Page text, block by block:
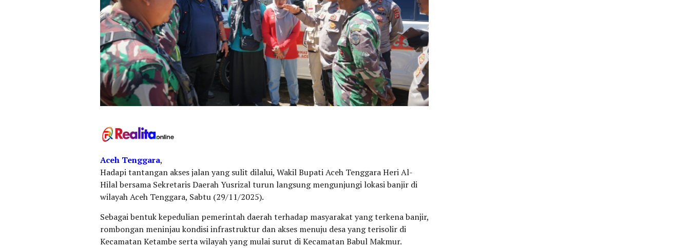
Aceh Tenggara,
Hadapi tantangan akses jalan yang sulit dilalui, Wakil Bupati Aceh Tenggara Heri Al-
Hilal bersama Sekretaris Daerah Yusrizal turun langsung mengunjungi lokasi banjir di
wilayah Aceh Tenggara, Sabtu (29/11/2025).
Sebagai bentuk kepedulian pemerintah daerah terhadap masyarakat yang terkena banjir,
rombongan meninjau kondisi infrastruktur dan akses menuju desa yang terisolir di
Kecamatan Ketambe serta wilayah yang mulai surut di Kecamatan Babul Makmur.